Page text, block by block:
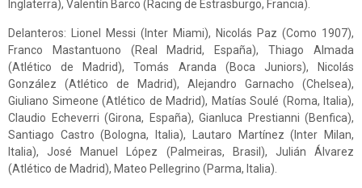
Inglaterra), Valentín Barco (Racing de Estrasburgo, Francia).
Delanteros: Lionel Messi (Inter Miami), Nicolás Paz (Como 1907),
Franco Mastantuono (Real Madrid, España), Thiago Almada
(Atlético de Madrid), Tomás Aranda (Boca Juniors), Nicolás
González (Atlético de Madrid), Alejandro Garnacho (Chelsea),
Giuliano Simeone (Atlético de Madrid), Matías Soulé (Roma, Italia),
Claudio Echeverri (Girona, España), Gianluca Prestianni (Benfica),
Santiago Castro (Bologna, Italia), Lautaro Martínez (Inter Milan,
Italia), José Manuel López (Palmeiras, Brasil), Julián Álvarez
(Atlético de Madrid), Mateo Pellegrino (Parma, Italia).